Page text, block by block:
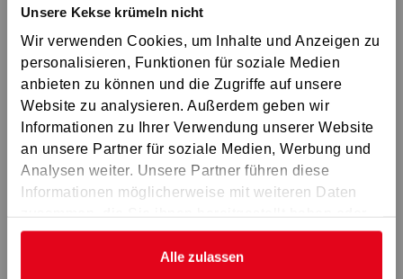
Unsere Kekse krümeln nicht
Wir verwenden Cookies, um Inhalte und Anzeigen zu
personalisieren, Funktionen für soziale Medien
anbieten zu können und die Zugriffe auf unsere
Website zu analysieren. Außerdem geben wir
Informationen zu Ihrer Verwendung unserer Website
an unsere Partner für soziale Medien, Werbung und
Analysen weiter. Unsere Partner führen diese
Informationen möglicherweise mit weiteren Daten
zusammen, die Sie ihnen bereitgestellt haben oder
die sie im Rahmen Ihrer Nutzung der Dienste
Alle zulassen
GS Erlangen
GS Nürnberg
GS Westmittelfranken
GS Amberg
GS Regensburg
GS Ingolstadt
GS Schwabach
Schulungen des
Wahlvorstands für Betriebsrat,
Schwerbehindertenvertretung
sowie Jugend- und